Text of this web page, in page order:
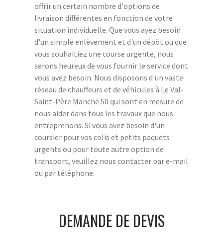
offrir un certain nombre d'options de
livraison différentes en fonction de votre
situation individuelle. Que vous ayez besoin
d'un simple enlèvement et d'un dépôt ou que
vous souhaitiez une course urgente, nous
serons heureux de vous fournir le service dont
vous avez besoin. Nous disposons d'un vaste
réseau de chauffeurs et de véhicules à Le Val-
Saint-Père Manche 50 qui sont en mesure de
nous aider dans tous les travaux que nous
entreprenons. Si vous avez besoin d'un
coursier pour vos colis et petits paquets
urgents ou pour toute autre option de
transport, veuillez nous contacter par e-mail
ou par téléphone.
DEMANDE DE DEVIS